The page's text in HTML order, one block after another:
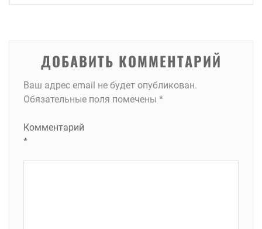
ДОБАВИТЬ КОММЕНТАРИЙ
Ваш адрес email не будет опубликован.
Обязательные поля помечены *
Комментарий
*